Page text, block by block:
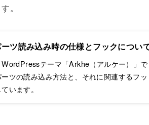
。
ツ読み込み時の仕様とフックについ
WordPressテーマ「Arkhe（アルケー）」で
ツの読み込み方法と、それに関連するフッ
います。